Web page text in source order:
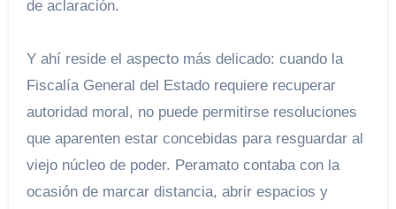
de aclaración.
Y ahí reside el aspecto más delicado: cuando la
Fiscalía General del Estado requiere recuperar
autoridad moral, no puede permitirse resoluciones
que aparenten estar concebidas para resguardar al
viejo núcleo de poder. Peramato contaba con la
ocasión de marcar distancia, abrir espacios y